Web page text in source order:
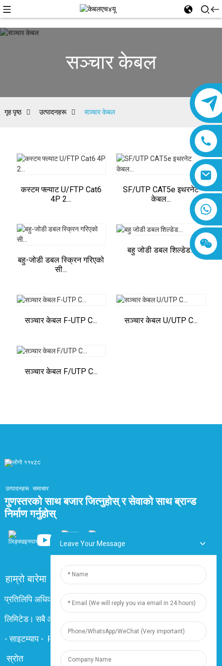
सञ्चार केबल
गृह पृष्ठ उत्पादनहरू सञ्चार केबल
कस्टम फ्ल्याट U/FTP Cat6
4P 2...
SF/UTP CAT5e इथरनेट
केबल...
बहु-जोडी डबल स्क्रिन गरिएको
सी...
बहु जोडी डबल शिल्डेड...
सञ्चार केबल F-UTP C... सञ्चार केबल U/UTP C...
सञ्चार केबल F/UTP C...
उत्पादनहरू समाचार
गुणस्तरको साथ बजार जित्नुहोस् र सेवाको साथ ब्रान्ड
निर्माण गर्नुहोस्
हाम्रो बारेमा सोधिने प्रश्न
प्रतिलिपि अधिकार © २०२४ शाङ्घाई डिङ्जुन् इलेक्ट्रिक एण्ड केबल कं,
लिमिटेड। सबै अधिकार सुरक्षित
-साइटम्याप- Resource
स्रोत
Leave Your Message